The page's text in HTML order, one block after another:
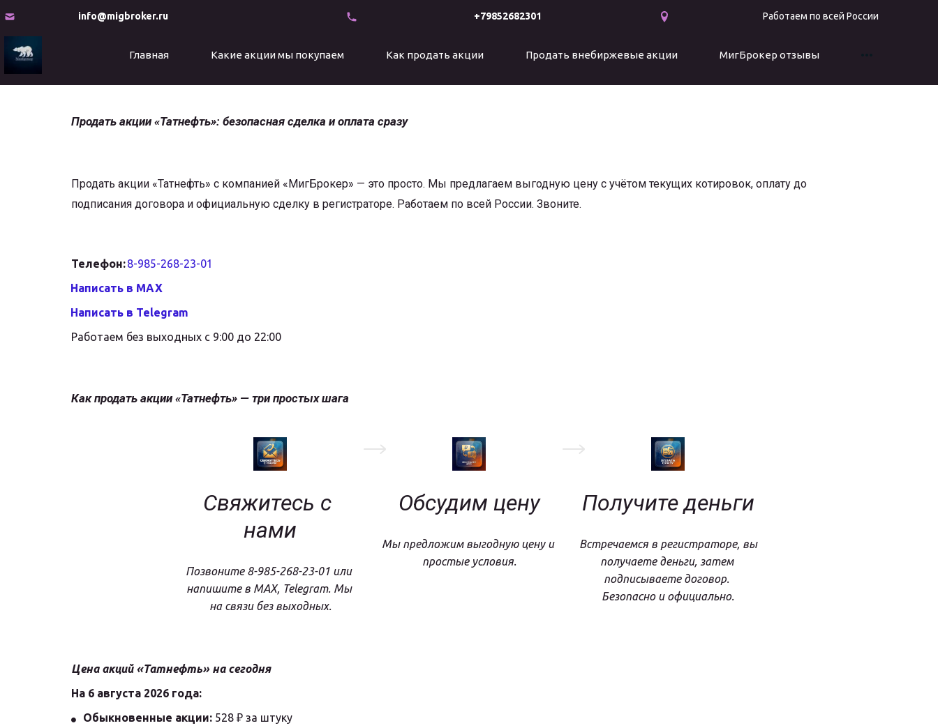
info@migbroker.ru +79852682301 Работаем по всей России
Главная Какие акции мы покупаем Как продать акции Продать внебиржевые акции МигБрокер отзывы
Продать акции «Татнефть»: безопасная сделка и оплата сразу
Продать акции «Татнефть» с компанией «МигБрокер» — это просто. Мы предлагаем выгодную цену с учётом текущих котировок, оплату до
подписания договора и официальную сделку в регистраторе. Работаем по всей России. Звоните.
Телефон:8-985-268-23-01
Написать в MAX
Написать в Telegram
Работаем без выходных с 9:00 до 22:00
Как продать акции «Татнефть» — три простых шага
Свяжитесь с
нами
Позвоните 8-985-268-23-01 или
напишите в MAX, Telegram. Мы
на связи без выходных.
Обсудим цену
Мы предложим выгодную цену и
простые условия.
Получите деньги
Встречаемся в регистраторе, вы
получаете деньги, затем
подписываете договор.
Безопасно и официально.
Цена акций «Татнефть» на сегодня
На 6 августа 2026 года:
Обыкновенные акции: 528 ₽ за штуку